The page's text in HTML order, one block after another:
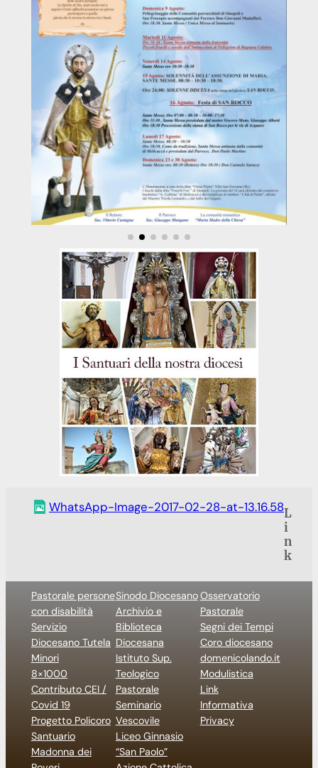
WhatsApp-Image-2017-02-28-at-13.16.58L
i
n
k
Pastorale persone
con disabilità
Servizio
Diocesano Tutela
Minori
8×1000
Contributo CEI /
Covid 19
Progetto Policoro
Santuario
Madonna dei
Sinodo Diocesano
Archivio e
Biblioteca
Diocesana
Istituto Sup.
Teologico
Pastorale
Seminario
Vescovile
Liceo Ginnasio
“San Paolo”
Osservatorio
Pastorale
Segni dei Tempi
Coro diocesano
domenicolando.it
Modulistica
Link
Informativa
Privacy